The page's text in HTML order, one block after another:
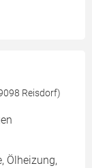
Reisdorf)
Ölheizung,